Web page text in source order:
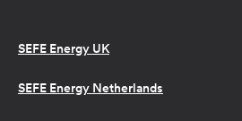
SEFE Energy UK
SEFE Energy Netherlands